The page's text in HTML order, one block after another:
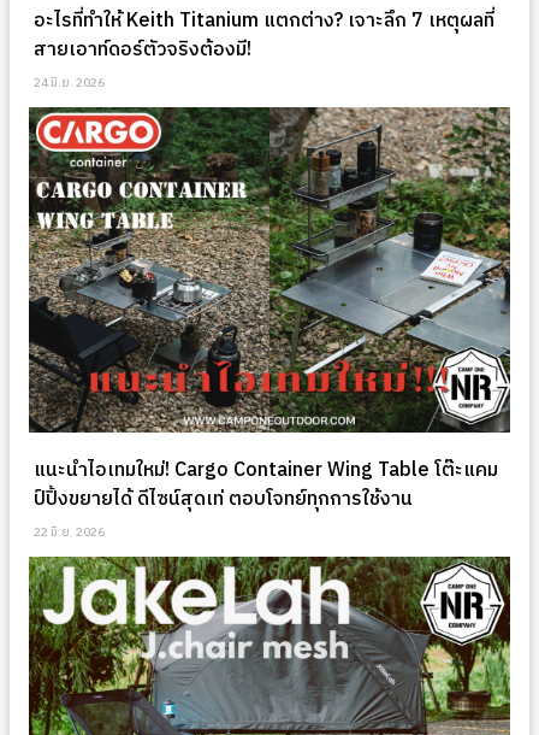
อะไรที่ทำให้ Keith Titanium แตกต่าง? เจาะลึก 7 เหตุผลที่
สายเอาท์ดอร์ตัวจริงต้องมี!
24 มิ.ย. 2026
แนะนำไอเทมใหม่! Cargo Container Wing Table โต๊ะแคม
ป์ปิ้งขยายได้ ดีไซน์สุดเท่ ตอบโจทย์ทุกการใช้งาน
22 มิ.ย. 2026